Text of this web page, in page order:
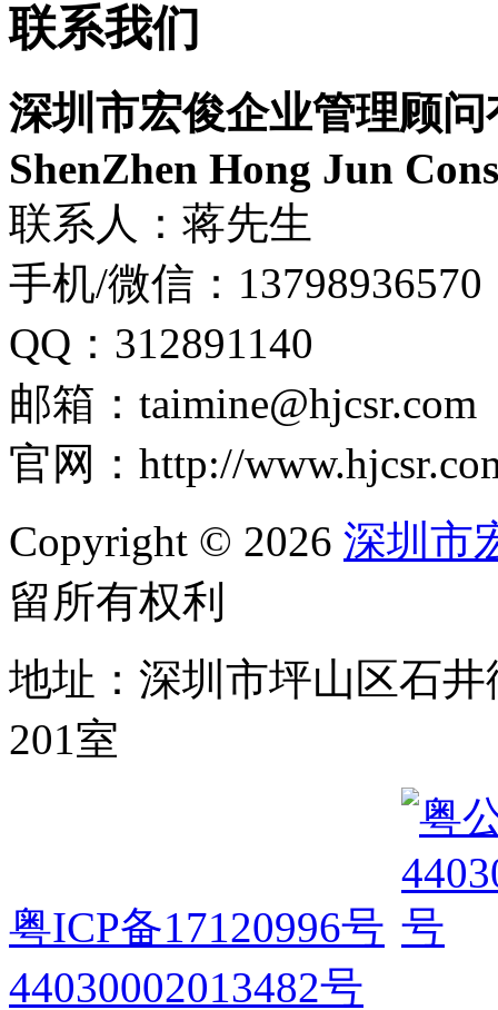
联系我们
深圳市宏俊企业管理顾
ShenZhen Hong Jun
联系人：蒋先生
手机/微信：13798936570
QQ：312891140
邮箱：taimine@hjcsr.com
官网：http://
Copyright © 2026 深圳市
留所有权利
地址：深圳市坪山区石
201室
粤ICP备17120996号
44030002013482号